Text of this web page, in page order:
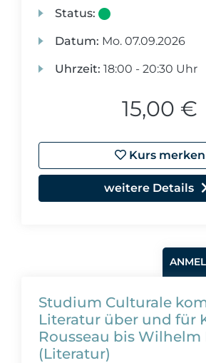
Status:
Datum: Mo. 07.09.2026
Uhrzeit: 18:00 - 20:30 Uhr
15,00 €
Kurs merken
weitere Details
Studium Culturale
Literatur über und für
Rousseau bis Wilhelm
(Literatur)